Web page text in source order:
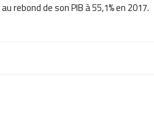
de son PIB à 55,1% en 2017.